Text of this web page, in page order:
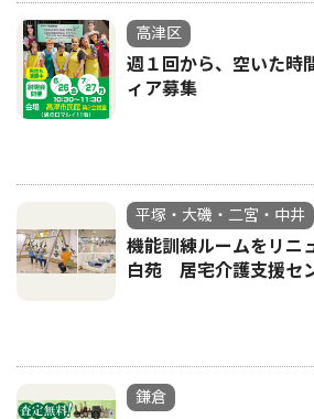
高津区
週１回から、空いた
ィア募集
平塚・大磯・二宮・中井
機能訓練ルームをリ
白苑 居宅介護支援セ
鎌倉